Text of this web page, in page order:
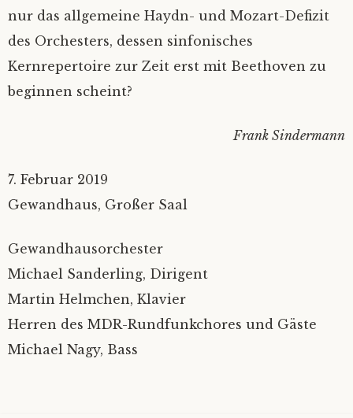
nur das allgemeine Haydn- und Mozart-Defizit
des Orchesters, dessen sinfonisches
Kernrepertoire zur Zeit erst mit Beethoven zu
beginnen scheint?
Frank Sindermann
7. Februar 2019
Gewandhaus, Großer Saal
Gewandhausorchester
Michael Sanderling, Dirigent
Martin Helmchen, Klavier
Herren des MDR-Rundfunkchores und Gäste
Michael Nagy, Bass